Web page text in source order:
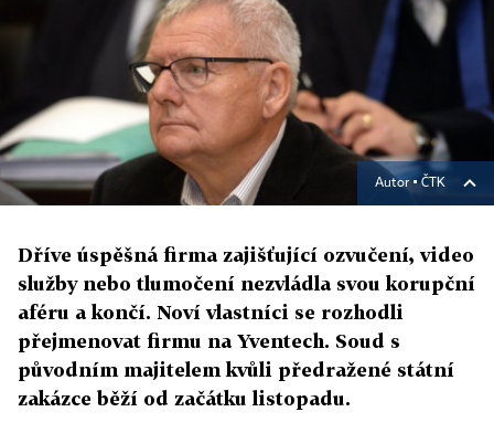
Autor ▪ČTK
Dříve úspěšná firma zajišťující ozvučení, video
služby nebo tlumočení nezvládla svou korupční
aféru a končí. Noví vlastníci se rozhodli
přejmenovat firmu na Yventech. Soud s
původním majitelem kvůli předražené státní
zakázce běží od začátku listopadu.